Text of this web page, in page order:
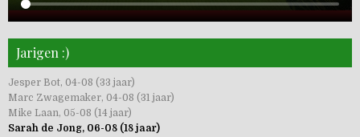
Jarigen :)
Jesper Bot, 04-08 (33 jaar)
Marc Zwagemaker, 04-08 (31 jaar)
Mike Laan, 05-08 (14 jaar)
Sarah de Jong, 06-08 (18 jaar)